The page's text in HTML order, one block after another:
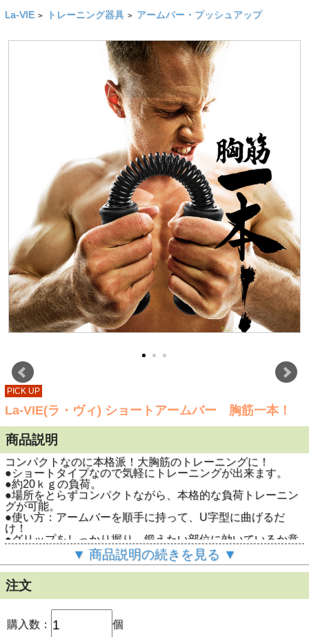
La-VIE > トレーニング器具 > アームバー・プッシュアップ
PICK UP
La-VIE(ラ・ヴィ) ショートアームバー 胸筋一本！
商品説明
コンパクトなのに本格派！大胸筋のトレーニングに！
●ショートタイプなので気軽にトレーニングが出来ます。
●約20ｋｇの負荷。
●場所をとらずコンパクトながら、本格的な負荷トレーニン
グが可能。
●使い方：アームバーを順手に持って、U字型に曲げるだ
け！
●グリップをしっかり握り、鍛えたい部位に効いているか意
識しながらバーを曲げる。
●ガッツリ筋肉をつけたいなら、筋肉の疲れが回復するまで
休むことも重要。
●腕を伸ばして使うと、よりハードになります。
●大胸筋、背筋、三頭筋、二頭筋、三角筋、などのトレーニ
●ゴム製グリップで手がすべりにくい。
商品名
La-VIE（ラ・ヴィ） 胸筋一本！
▼ 商品説明の続きを見る ▼
注文
購入数： 個